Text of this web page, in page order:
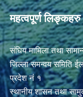
महत्वपूर्ण लिङ्कहरु
संघिय मामिला तथा
जिल्ला समन्वय समिति
प्रदेश नं १
स्थानीय शासन तथा